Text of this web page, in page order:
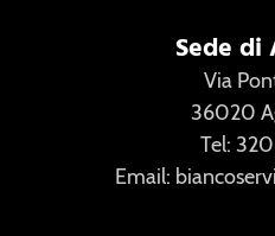
Sede di
Via
36020
Tel:
Email: